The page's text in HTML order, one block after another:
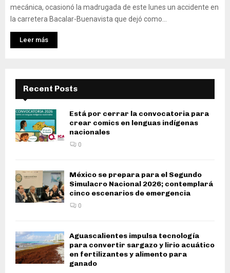
mecánica, ocasionó la madrugada de este lunes un accidente en
la carretera Bacalar-Buenavista que dejó como...
Leer más
Recent Posts
Está por cerrar la convocatoria para
crear comics en lenguas indígenas
nacionales
0
México se prepara para el Segundo
Simulacro Nacional 2026; contemplará
cinco escenarios de emergencia
0
Aguascalientes impulsa tecnología
para convertir sargazo y lirio acuático
en fertilizantes y alimento para
ganado